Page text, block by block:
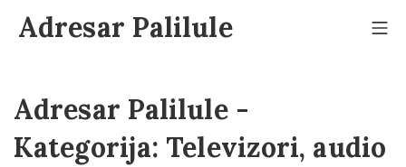
Adresar Palilule
Adresar Palilule -
Kategorija: Televizori, audio